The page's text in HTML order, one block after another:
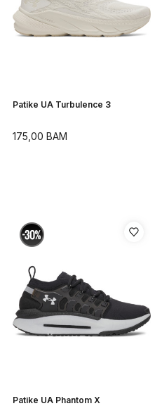
Patike UA Turbulence 3
175,00 BAM
Patike UA Phantom X